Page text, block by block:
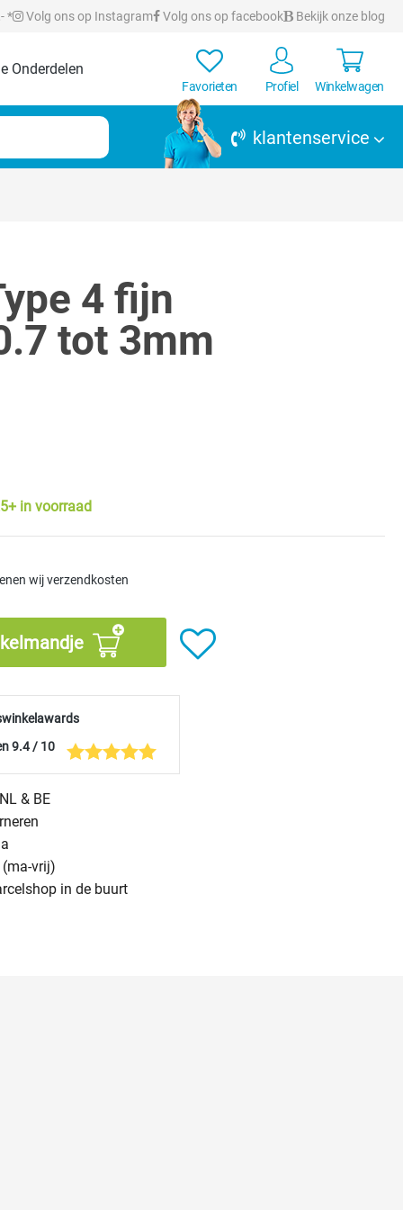
* Volg ons op Instagram Volg ons op facebook Bekijk onze blog
Onderdelen
Favorieten Profiel Winkelwagen
klantenservice
4 fijn
tot 3mm
in voorraad
wij verzendkosten
9.4 / 10
& BE
vrij)
in de buurt